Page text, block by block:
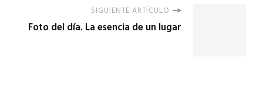
SIGUIENTE ARTÍCULO
Foto del día. La esencia de un lugar